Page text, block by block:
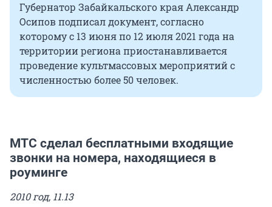
Губернатор Забайкальского края Александр
Осипов подписал документ, согласно
которому с 13 июня по 12 июля 2021 года на
территории региона приостанавливается
проведение культмассовых мероприятий с
численностью более 50 человек.
МТС сделал бесплатными входящие
звонки на номера, находящиеся в
роуминге
2010 год, 11.13